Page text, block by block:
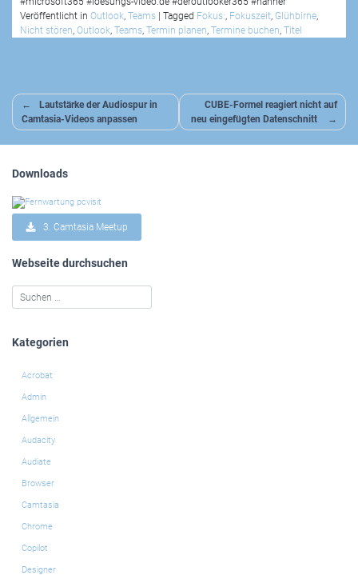
Veröffentlicht in Outlook, Teams | Tagged Fokus:, Fokuszeit, Glühbirne,
Nicht stören, Outlook, Teams, Termin planen, Termine buchen, Titel
Beitragsnavigation
Lautstärke der Audiospur in
Camtasia-Videos anpassen
CUBE-Formel reagiert nicht auf
neu eingefügten Datenschnitt
Downloads
3. Camtasia Meetup
Webseite durchsuchen
Kategorien
Acrobat
Admin
Allgemein
Audacity
Audiate
Browser
Camtasia
Chrome
Copilot
Designer